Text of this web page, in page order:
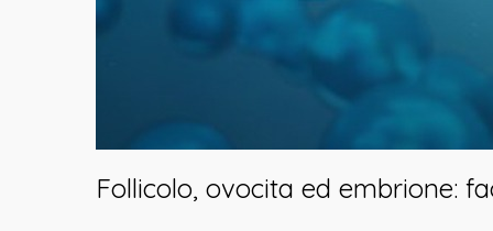
Follicolo, ovocita ed embrione: